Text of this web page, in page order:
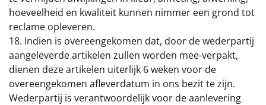
hoeveelheid en kwaliteit kunnen nimmer een grond tot
reclame opleveren.
18. Indien is overeengekomen dat, door de wederpartij
aangeleverde artikelen zullen worden mee-verpakt,
dienen deze artikelen uiterlijk 6 weken voor de
overeengekomen afleverdatum in ons bezit te zijn.
Wederpartij is verantwoordelijk voor de aanlevering